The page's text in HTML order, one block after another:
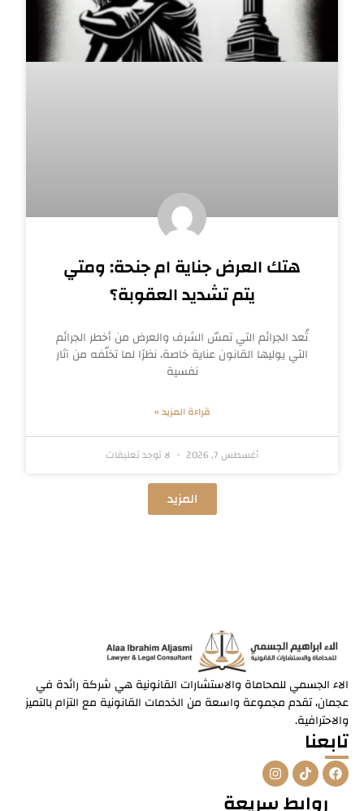
هتك العرض جناية ام جنحة: ومتي
يتم تشديد العقوبة؟
تُعد الجرائم التي تمسّ الشرف والعرض من أخطر الجرائم
التي يوليها القانون عناية خاصة، نظرًا لما تخلّفه من آثار
نفسية
قراءة المزيد »
أغسطس 7, 2026 لا توجد تعليقات
المزيد
الاء الجسمي للمحاماة والاستشارات القانونية هي شركة رائدة في
عجمان، تقدم مجموعة واسعة من الخدمات القانونية مع التزام بالتميز
والاحترافية.
تابعنا
F
a
c
T
i
k
t
I
n
s
t
روابط سريعة